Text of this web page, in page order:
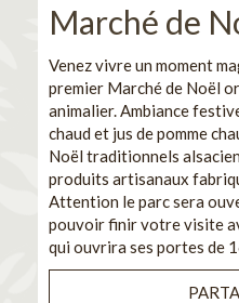
Marché de
Venez vivre un moment
premier Marché de Noël
animalier. Ambiance
chaud et jus de pomme
Noël traditionnels
produits artisanaux
Attention le parc sera
pouvoir finir votre visite
qui ouvrira ses portes de